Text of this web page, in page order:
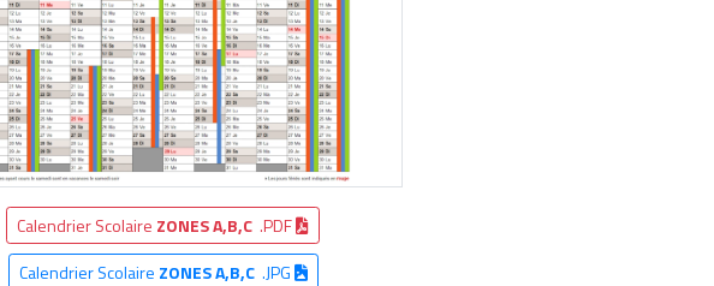
Calendrier Scolaire ZONES A,B,C .PDF
Calendrier Scolaire ZONES A,B,C.JPG